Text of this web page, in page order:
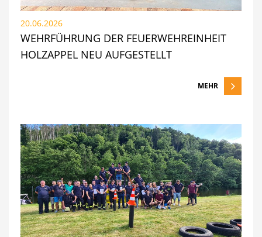
20.06.2026
WEHRFÜHRUNG DER FEUERWEHREINHEIT
HOLZAPPEL NEU AUFGESTELLT
MEHR